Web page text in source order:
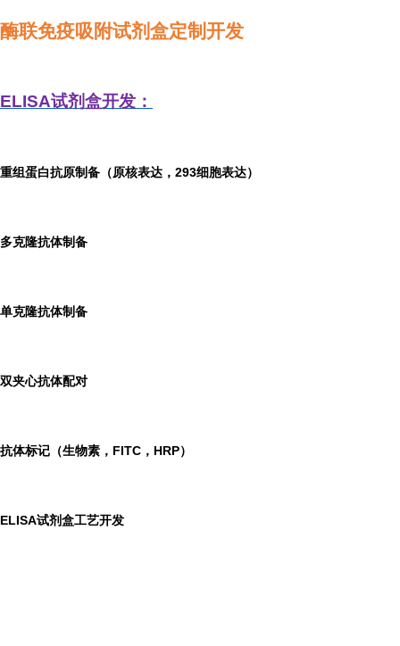
酶联免疫吸附试剂盒定制开发
ELISA试剂盒开发：
重组蛋白抗原制备（原核表达，293细胞表达）
多克隆抗体制备
单克隆抗体制备
双夹心抗体配对
抗体标记（生物素，FITC，HRP）
ELISA试剂盒工艺开发